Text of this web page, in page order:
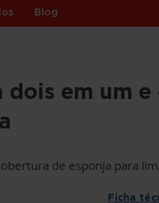
Blog
dois em um e
de esponja para
Ficha